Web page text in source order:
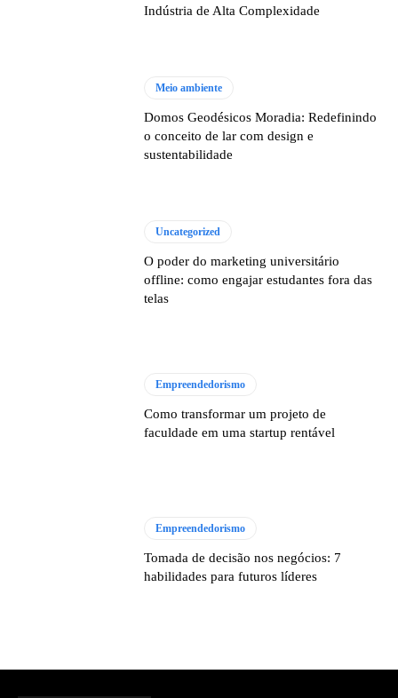
Indústria de Alta Complexidade
Meio ambiente
Domos Geodésicos Moradia: Redefinindo
o conceito de lar com design e
sustentabilidade
Uncategorized
O poder do marketing universitário
offline: como engajar estudantes fora das
telas
Empreendedorismo
Como transformar um projeto de
faculdade em uma startup rentável
Empreendedorismo
Tomada de decisão nos negócios: 7
habilidades para futuros líderes